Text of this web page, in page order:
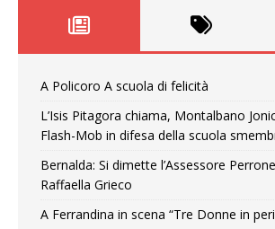
A Policoro A scuola di felicità
L’Isis Pitagora chiama, Montalbano
Flash-Mob in difesa della scuola
Bernalda: Si dimette l’Assessore
Raffaella Grieco
A Ferrandina in scena “Tre Donne in